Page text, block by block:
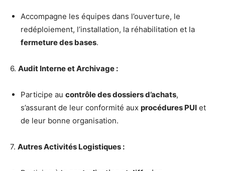
Accompagne les équipes dans l’ouverture, le
redéploiement, l’installation, la réhabilitation et la
fermeture des bases.
6. Audit Interne et Archivage :
Participe au contrôle des dossiers d’achats,
s’assurant de leur conformité aux procédures PUI et
de leur bonne organisation.
7. Autres Activités Logistiques :